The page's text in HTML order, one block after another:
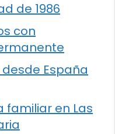
de 1986
con
España
familiar en Las